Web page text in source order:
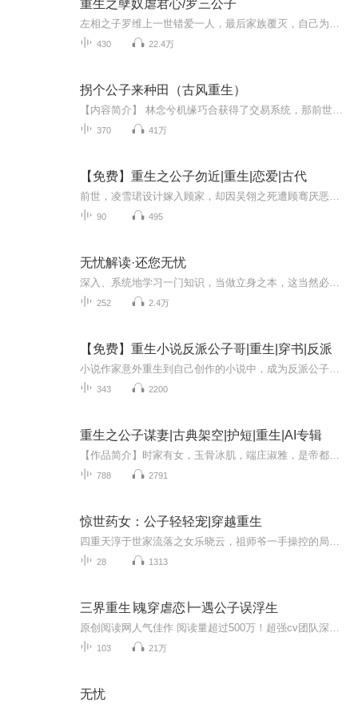
重生之孽奴虐君心/罗三公子
430 22.4万
拐个公子来种田（古风重生）
370 41万
【免费】重生之公子勿近|重生|恋爱|古代
90 495
无忧解读·还您无忧
252 2.4万
【免费】重生小说反派公子哥|重生|穿书|反派
343 2200
重生之公子谋妻|古典架空|护短|重生|AI专辑
788 2791
惊世药女：公子轻轻宠|穿越重生
28 1313
三界重生∣魂穿虐恋∣一遇公子误浮生
103 21万
无忧